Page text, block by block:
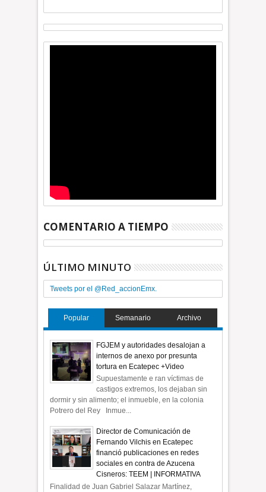
COMENTARIO A TIEMPO
ÚLTIMO MINUTO
Tweets por el @Red_accionEmx.
Popular Semanario Archivo
FGJEM y autoridades desalojan a
internos de anexo por presunta
tortura en Ecatepec +Video
Supuestamente e ran víctimas de
castigos extremos, los dejaban sin
dormir y sin alimento; el inmueble, en la colonia
Potrero del Rey Inmue...
Director de Comunicación de
Fernando Vilchis en Ecatepec
financió publicaciones en redes
sociales en contra de Azucena
Cisneros: TEEM | INFORMATIVA
Finalidad de Juan Gabriel Salazar Martínez,